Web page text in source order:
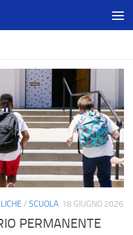
/ SCUOLA 18 GIUGNO 2026
PERMANENTE